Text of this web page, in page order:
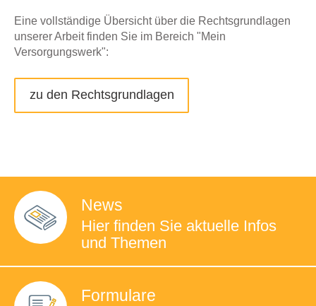
Eine vollständige Übersicht über die Rechtsgrundlagen
unserer Arbeit finden Sie im Bereich "Mein
Versorgungswerk":
zu den Rechtsgrundlagen
News
Hier finden Sie aktuelle Infos
und Themen
Formulare